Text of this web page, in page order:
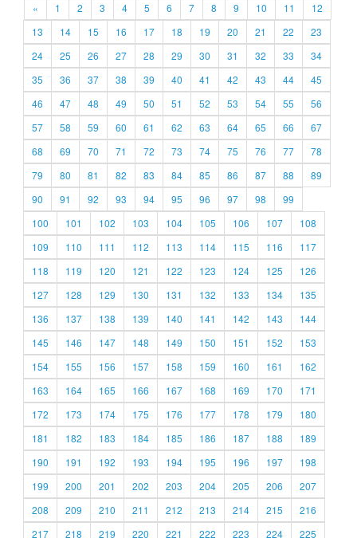
« 1 2 3 4 5 6 7 8 9 10 11
12
13
14 15 16 17 18 19 20 21 22
23
24
25 26 27 28 29 30 31 32 33
34
35
36 37 38 39 40 41 42 43 44
45
46
47 48 49 50 51 52 53 54 55
56
57
58 59 60 61 62 63 64 65 66
67
68
69 70 71 72 73 74 75 76 77
78
79
80 81 82 83 84 85 86 87 88
89
90
91 92 93 94 95 96 97 98
99
100
101 102 103 104 105 106 107
108
109
110 111 112 113 114 115 116
117
118
119 120 121 122 123 124 125
126
127
128 129 130 131 132 133 134
135
136
137 138 139 140 141 142 143
144
145
146 147 148 149 150 151 152
153
154
155 156 157 158 159 160 161
162
163
164 165 166 167 168 169 170
171
172
173 174 175 176 177 178 179
180
181
182 183 184 185 186 187 188
189
190
191 192 193 194 195 196 197
198
199
200 201 202 203 204 205 206
207
208
209 210 211 212 213 214 215
216
217
218 219 220 221 222 223 224 225